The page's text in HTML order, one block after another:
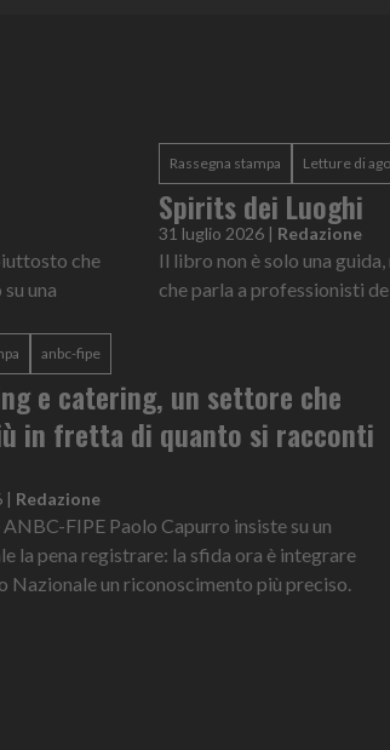
che
una
Rassegna stampa Letture di
Spirits dei Luoghi
31 luglio 2026 | Redazione
Il libro non è solo una
che parla a professionisti
anbc-fipe
e catering, un settore che
in fretta di quanto si racconti
| Redazione
FIPE Paolo Capurro insiste su un
la pena registrare: la sfida ora è integrare
Nazionale un riconoscimento più preciso.